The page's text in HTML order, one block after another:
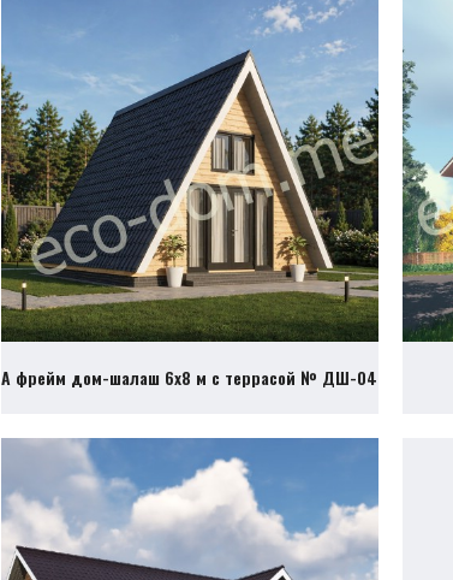
А фрейм дом-шалаш 6х8 м с террасой № ДШ-04